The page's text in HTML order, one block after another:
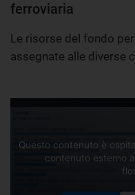
ferroviaria
Le risorse del fondo
assegnate alle diverse
Questo contenuto è
contenuto esterno